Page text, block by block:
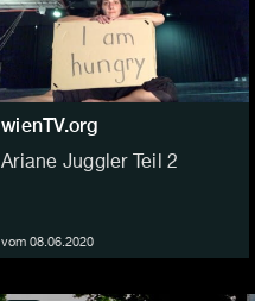
wienTV.org
Ariane Juggler Teil 2
vom 08.06.2020